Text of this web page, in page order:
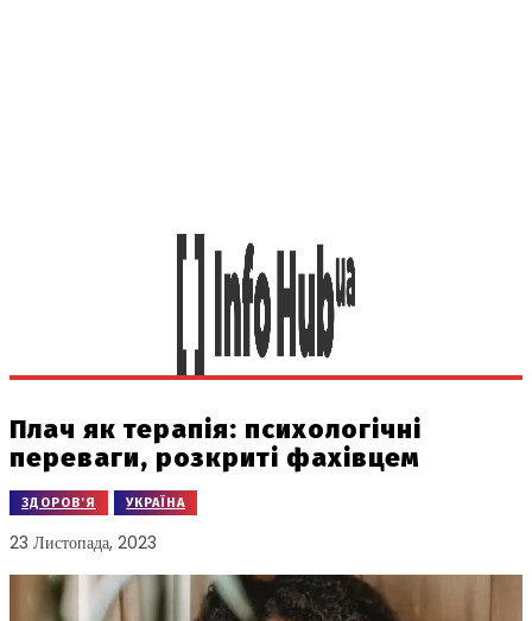
Плач як терапія: психологічні
переваги, розкриті фахівцем
ЗДОРОВ'Я УКРАЇНА
23 Листопада, 2023